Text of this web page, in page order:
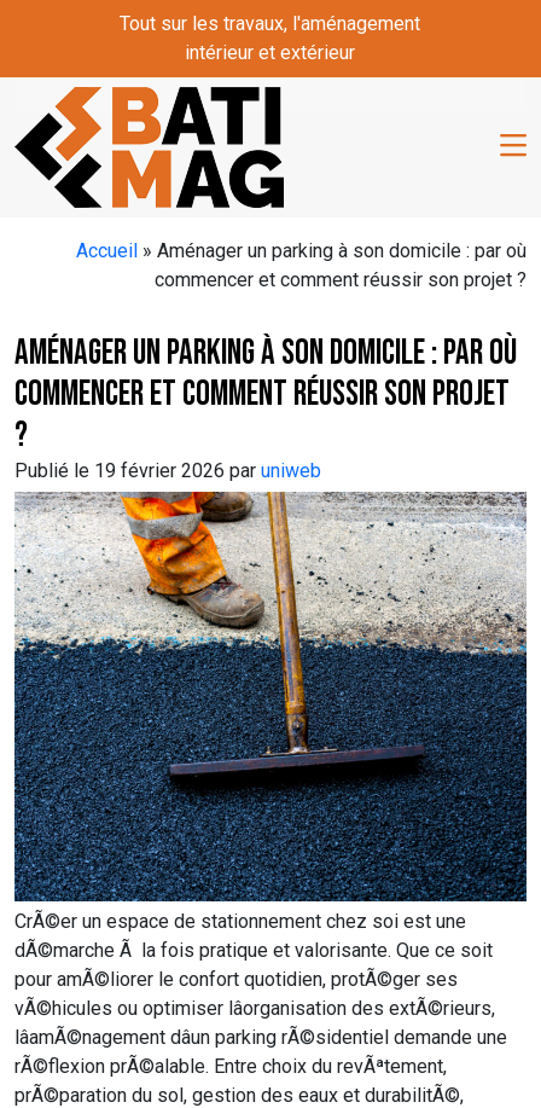
Skip to main contentTout sur les travaux, l'aménagement
intérieur et extérieur
Accueil » Aménager un parking à son domicile : par où
commencer et comment réussir son projet ?
Aménager un parking à son domicile : par où
commencer et comment réussir son projet
?
Publié le 19 février 2026 par uniweb
CrÃ©er un espace de stationnement chez soi est une
dÃ©marche Ã la fois pratique et valorisante. Que ce soit
pour amÃ©liorer le confort quotidien, protÃ©ger ses
vÃ©hicules ou optimiser lâorganisation des extÃ©rieurs,
lâamÃ©nagement dâun parking rÃ©sidentiel demande une
rÃ©flexion prÃ©alable. Entre choix du revÃªtement,
prÃ©paration du sol, gestion des eaux et durabilitÃ©,